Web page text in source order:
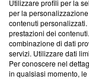
Informativa
Cookie Policy
Blasting SA, IDI
Lugano (Svizzera)
Utilizzare profili per la
per la
contenuti
prestazioni dei
combinazione di dati
servizi. Utilizzare dati
Per conoscere nel
in qualsiasi momento,